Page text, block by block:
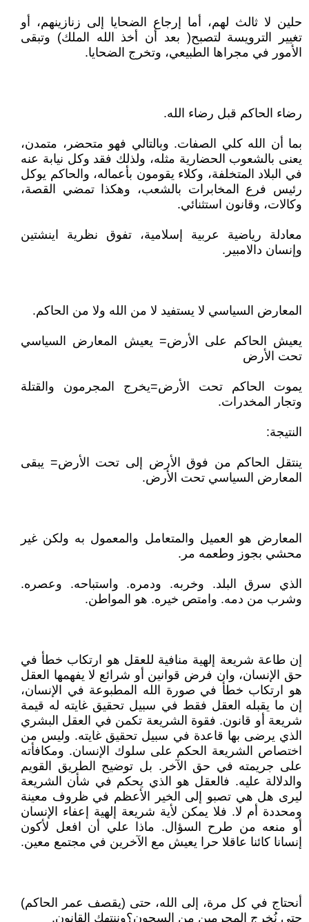
حلين لا ثالث لهم، أما إرجاع الضحايا إلى زنازينهم، أو
تغيير الترويسة لتصبح( بعد أن أخذ الله الملك) وتبقى
الأمور في مجراها الطبيعي، وتخرج الضحايا.
رضاء الحاكم قبل رضاء الله.
بما أن الله كلي الصفات. وبالتالي فهو متحضر، متمدن،
يعنى بالشعوب الحضارية مثله، ولذلك فقد وكل نيابة عنه
في البلاد المتخلفة، وكلاء يقومون بأعماله، والحاكم يوكل
رئيس فرع المخابرات بالشعب، وهكذا تمضي القصة،
وكالات، وقانون استثنائي.
معادلة رياضية عربية إسلامية، تفوق نظرية اينشتين
وإنسان دالامبير.
المعارض السياسي لا يستفيد لا من الله ولا من الحاكم.
يعيش الحاكم على الأرض= يعيش المعارض السياسي
تحت الأرض
يموت الحاكم تحت الأرض=يخرج المجرمون والقتلة
وتجار المخدرات.
النتيجة:
ينتقل الحاكم من فوق الأرض إلى تحت الأرض= يبقى
المعارض السياسي تحت الأرض.
المعارض هو العميل والمتعامل والمعمول به ولكن غير
محشي بجوز وطعمه مر.
الذي سرق البلد. وخربه. ودمره. واستباحه. وعصره.
وشرب من دمه. وامتص خيره. هو المواطن.
إن طاعة شريعة إلهية منافية للعقل هو ارتكاب خطأ في
حق الإنسان، وان فرض قوانين أو شرائع لا يفهمها العقل
هو ارتكاب خطأ في صورة الله المطبوعة في الإنسان،
إن ما يقبله العقل فقط في سبيل تحقيق غايته له قيمة
شريعة أو قانون. فقوة الشريعة تكمن في العقل البشري
الذي يرضى بها قاعدة في سبيل تحقيق غايته. وليس من
اختصاص الشريعة الحكم على سلوك الإنسان. ومكافأته
على جريمته في حق الآخر. بل توضيح الطريق القويم
والدلالة عليه. فالعقل هو الذي يحكم في شأن الشريعة
ليرى هل هي تصبو إلى الخير الأعظم في ظروف معينة
ومحددة أم لا. فلا يمكن لأية شريعة إلهية إعفاء الإنسان
أو منعه من طرح السؤال. ماذا علي أن افعل لأكون
إنسانا كائنا عاقلا حرا يعيش مع الآخرين في مجتمع معين.
أنحتاج في كل مرة، إلى الله، حتى (يقصف عمر الحاكم)
حتى نُخرج المجرمين من السجون؟وننتهك القانون.